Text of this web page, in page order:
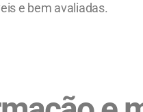
e bem avaliadas.